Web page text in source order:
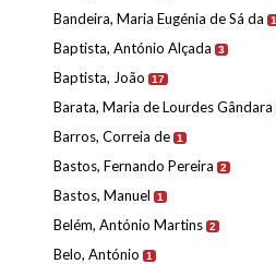
Bandeira, Maria Eugénia de Sá da 1
Baptista, António Alçada 3
Baptista, João 17
Barata, Maria de Lourdes Gândara
Barros, Correia de 1
Bastos, Fernando Pereira 2
Bastos, Manuel 1
Belém, António Martins 2
Belo, António 1